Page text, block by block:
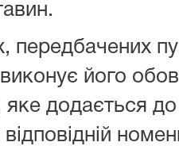
передбачених
його
додається до